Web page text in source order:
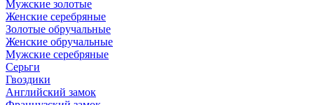
Мужские золотые
Женские серебряные
Золотые обручальные
Женские обручальные
Мужские серебряные
Серьги
Гвоздики
Английский замок